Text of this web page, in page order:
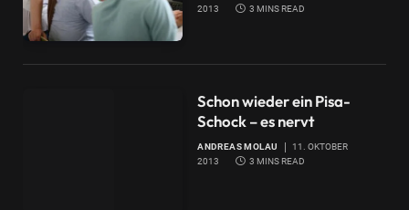
2013
3 MINS READ
Schon wieder ein Pisa-
Schock – es nervt
ANDREAS MOLAU
11. OKTOBER
2013
3 MINS READ